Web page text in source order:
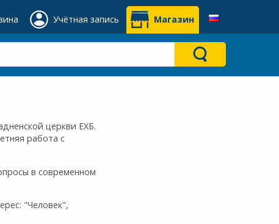
Учётная запись Магазин
церкви ЕХБ.
работа с
в современном
"Человек",